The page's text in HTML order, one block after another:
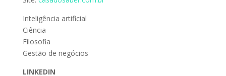
Inteligência artificial
Ciência
Filosofia
Gestão de negócios
LINKEDIN